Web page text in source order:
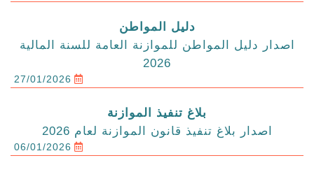
دليل المواطن
اصدار دليل المواطن للموازنة العامة للسنة المالية
2026
27/01/2026
بلاغ تنفيذ الموازنة
اصدار بلاغ تنفيذ قانون الموازنة لعام 2026
06/01/2026